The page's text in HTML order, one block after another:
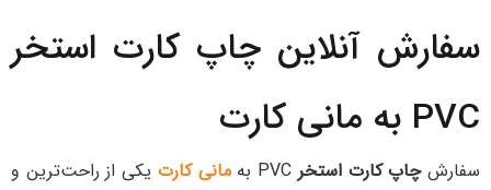
سفارش آنلاین چاپ کارت استخر
PVC به مانی کارت
سفارشچاپ کارت استخر مانی کارت یکی از راحت‌ترین و